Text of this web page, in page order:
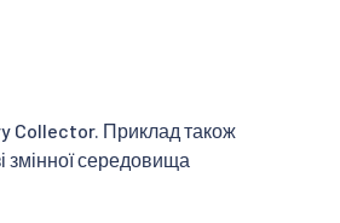
Collector. Приклад також
змінної середовища